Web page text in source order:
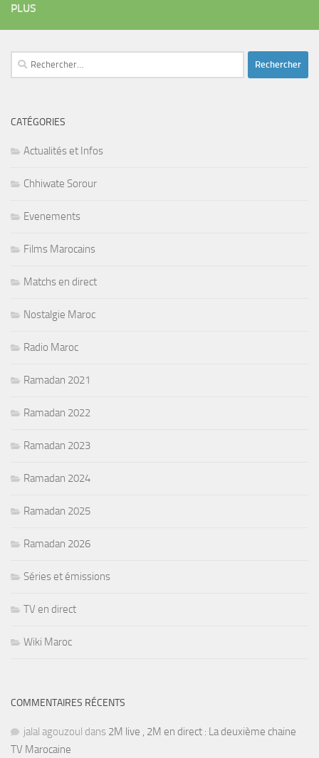
PLUS
Rechercher :
CATÉGORIES
Actualités et Infos
Chhiwate Sorour
Evenements
Films Marocains
Matchs en direct
Nostalgie Maroc
Radio Maroc
Ramadan 2021
Ramadan 2022
Ramadan 2023
Ramadan 2024
Ramadan 2025
Ramadan 2026
Séries et émissions
TV en direct
Wiki Maroc
COMMENTAIRES RÉCENTS
jalal agouzoul dans 2M live , 2M en direct : La deuxième chaine
TV Marocaine